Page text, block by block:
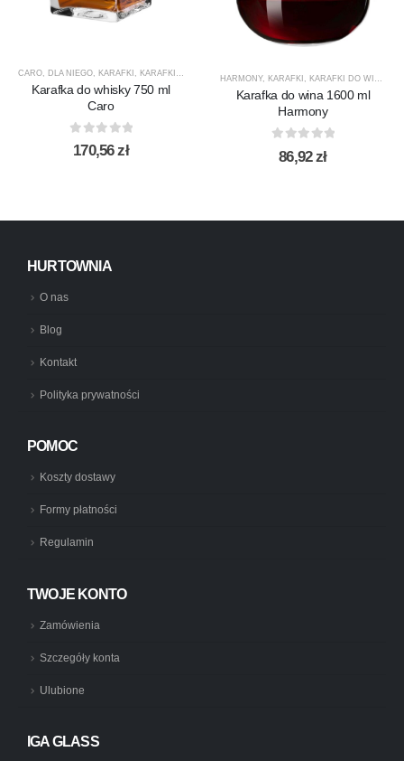
CARO DLA NIEGO KARAFKI KARAFKI DO WHISKY
Karafka do whisky 750 ml
Caro
0out of 5
170,56zł
HARMONY, KARAFKI , KARAFKI DO WINA
Karafka do wina 1600 ml
Harmony
out of 5
86,92zł
HURTOWNIA
O nas
Blog
Kontakt
Polityka prywatności
POMOC
Koszty dostawy
Formy płatności
Regulamin
TWOJE KONTO
Zamówienia
Szczegóły konta
Ulubione
IGA GLASS